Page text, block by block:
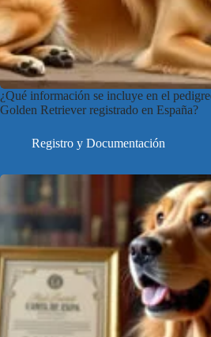
¿Qué información se incluye en el
Golden Retriever registrado en España?
Registro y Documentación